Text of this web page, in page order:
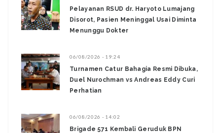
Pelayanan RSUD dr. Haryoto Lumajang
Disorot, Pasien Meninggal Usai Diminta
Menunggu Dokter
06/08/2026 - 19:24
Turnamen Catur Bahagia Resmi Dibuka,
Duel Nurochman vs Andreas Eddy Curi
Perhatian
06/08/2026 - 14:02
Brigade 571 Kembali Geruduk BPN